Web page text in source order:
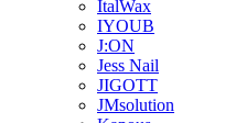
ItalWax
IYOUB
J:ON
Jess Nail
JIGOTT
JMsolution